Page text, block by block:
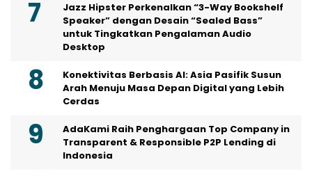
Jazz Hipster Perkenalkan “3-Way Bookshelf
Speaker” dengan Desain “Sealed Bass”
untuk Tingkatkan Pengalaman Audio
Desktop
Konektivitas Berbasis AI: Asia Pasifik Susun
Arah Menuju Masa Depan Digital yang Lebih
Cerdas
AdaKami Raih Penghargaan Top Company in
Transparent & Responsible P2P Lending di
Indonesia